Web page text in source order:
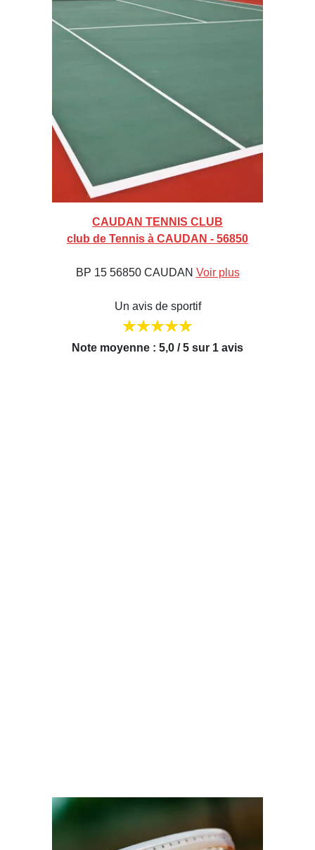
CAUDAN TENNIS CLUB
club de Tennis à CAUDAN - 56850
BP 15 56850 CAUDAN Voir plus
Un avis de sportif
Note moyenne : 5,0 / 5 sur 1 avis